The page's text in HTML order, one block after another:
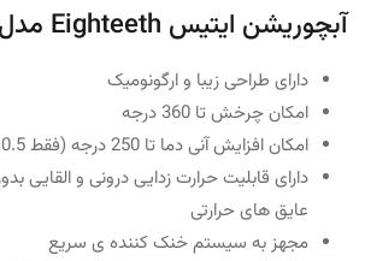
آبچوریشن ایتیس Eighteeth مدل Fast Pack
دارای طراحی زیبا و ارگونومیک
امکان چرخش تا 360 درجه
امکان افزایش آنی دما تا 250 درجه (فقط 0.5 ثانیه)
دارای قابلیت حرارت زدایی درونی و القایی
عایق های حرارتی
مجهز به سیستم خنک کننده ی سریع